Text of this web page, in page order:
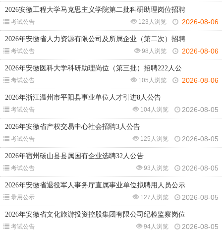
2026安徽工程大学马克思主义学院第二批科研助理岗位招聘
考试公告 2026-08-06
123人浏览
2026年安徽省人力资源有限公司及所属企业（第二次）招聘
考试公告 2026-08-06
98人浏览
2026年安徽医科大学科研助理岗位（第三批）招聘222人公
考试公告 2026-08-06
105人浏览
2026年浙江温州市平阳县事业单位人才引进8人公告
考试公告 2026-08-05
104人浏览
2026年安徽省产权交易中心社会招聘3人公告
考试公告 2026-08-05
125人浏览
2026年宿州砀山县县属国有企业选聘32人公告
考试公告 2026-08-05
93人浏览
2026年安徽省退役军人事务厅直属事业单位拟聘用人员公示
录用公示 2026-08-05
127人浏览
2026年安徽省文化旅游投资控股集团有限公司纪检监察岗位
考试公告 2026-08-05
94人浏览